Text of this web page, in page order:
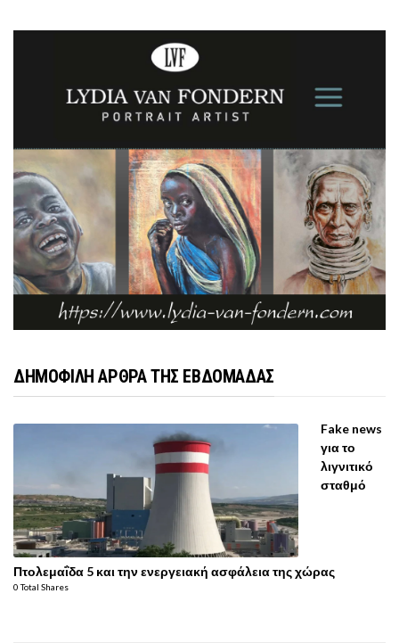
ΔΗΜΟΦΙΛΗ ΑΡΘΡΑ ΤΗΣ ΕΒΔΟΜΑΔΑΣ
Fake news
για το
λιγνιτικό
σταθμό
Πτολεμαΐδα 5 και την ενεργειακή ασφάλεια της χώρας
0 Total Shares